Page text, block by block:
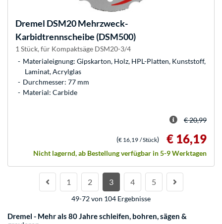
Dremel DSM20 Mehrzweck-
Karbidtrennscheibe (DSM500)
1 Stück, für Kompaktsäge DSM20-3/4
Materialeignung: Gipskarton, Holz, HPL-Platten, Kunststoff,
Laminat, Acrylglas
Durchmesser: 77 mm
Material: Carbide
€ 20,99
(€ 16,19 / Stück) € 16,19
Nicht lagernd, ab Bestellung verfügbar in 5-9 Werktagen
1 2 3 4 5
49-72 von 104 Ergebnisse
Dremel - Mehr als 80 Jahre schleifen, bohren, sägen &